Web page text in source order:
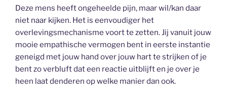
Deze mens heeft ongeheelde pijn, maar wil/kan daar
niet naar kijken. Het is eenvoudiger het
overlevingsmechanisme voort te zetten. Jij vanuit jouw
mooie empathische vermogen bent in eerste instantie
geneigd met jouw hand over jouw hart te strijken of je
bent zo verbluft dat een reactie uitblijft en je over je
heen laat denderen op welke manier dan ook.